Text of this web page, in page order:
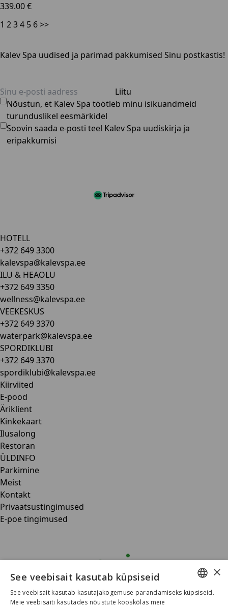
339.00 €
1 234 5 6>>
Kalev Spa uudised ja parimad pakkumised Sinu postkastis!
Liitu
Nõustun, et Kalev Spa töötleb minu isikuandmeid
turunduslikel eesmärkidel
Soovin saada e-posti teel Kalev Spa uudiskirja ja
eripakkumisi
HOTELL
+372 649 3300
kalevspa@kalevspa.ee
ILU & HEAOLU
+372 649 3350
wellness@kalevspa.ee
VEEKESKUS
+372 649 3370
waterpark@kalevspa.ee
SPORDIKLUBI
+372 649 3370
spordiklubi@kalevspa.ee
Kiirviited
E-pood
Äriklient
Kinkekaart
Ilusalong
Restoran
ÜLDINFO
Parkimine
Meist
Kontakt
Privaatsustingimused
E-poe tingimused
×
See veebisait kasutab küpsiseid
See veebisait kasutab kasutajakogemuse parandamiseks küpsiseid.
Meie veebisaiti kasutades nõustute kooskõlas meie